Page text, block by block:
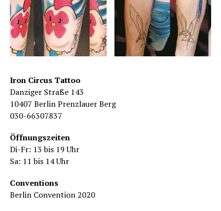
Iron Circus Tattoo
Danziger Straße 143
10407 Berlin Prenzlauer Berg
030-66307837
Öffnungszeiten
Di-Fr: 13 bis 19 Uhr
Sa: 11 bis 14 Uhr
Conventions
Berlin Convention 2020